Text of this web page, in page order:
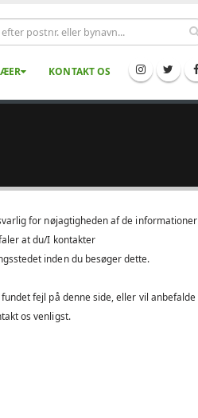
KONTAKT OS
for nøjagtigheden af de informationer
at du/I kontakter
inden du besøger dette.
fejl på denne side, eller vil anbefalde
os venligst.